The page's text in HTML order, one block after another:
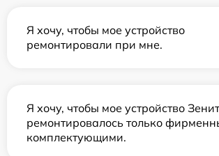
Я хочу, чтобы мое устройство
ремонтировали при мне.
Я хочу, чтобы мое устройство Зенит
ремонтировалось только
комплектующими.